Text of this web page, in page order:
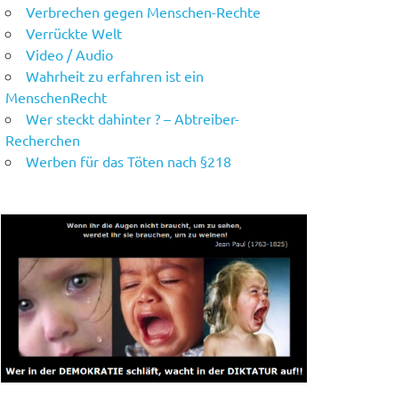
Verbrechen gegen Menschen-Rechte
Verrückte Welt
Video / Audio
Wahrheit zu erfahren ist ein
MenschenRecht
Wer steckt dahinter ? – Abtreiber-
Recherchen
Werben für das Töten nach §218